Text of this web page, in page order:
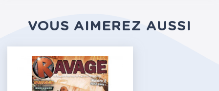
VOUS AIMEREZ AUSSI